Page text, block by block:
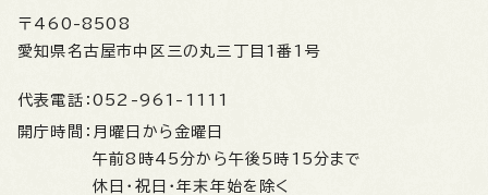
〒460-8508
愛知県名古屋市中区三の丸三丁目1番1号
代表電話： 052-961-1111
開庁時間： 月曜日から金曜日
午前8時45分から午後5時15分まで
休日・祝日・年末年始を除く